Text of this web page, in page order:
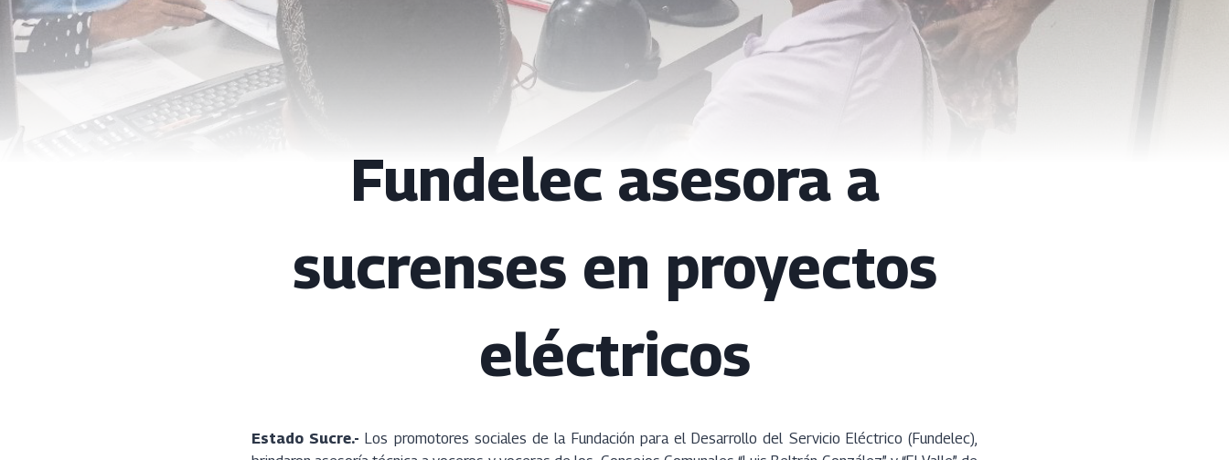
Fundelec asesora a
sucrenses en proyectos
eléctricos
Estado Sucre.- Los promotores sociales de la Fundación para el Desarrollo del Servicio Eléctrico (Fundelec),